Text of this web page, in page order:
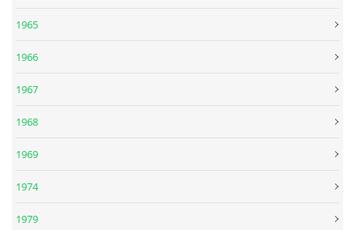
DISKOGRAFIE - ALBA RARITY
DISKOGRAFIE - BOOTLEGY I
1965
1966
1967
1968
1969
1974
1979